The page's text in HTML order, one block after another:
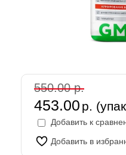
550.00 р.
453.00 р.
Добавить к
Добавить в